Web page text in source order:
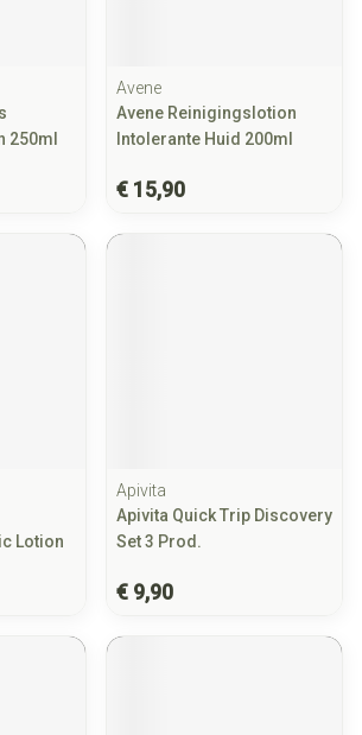
250ml
Avene
Avene Reinigingslotion
Intolerante Huid 200ml
€ 15,90
Lotion
Apivita
Apivita Quick Trip Discovery
Set 3 Prod.
€ 9,90